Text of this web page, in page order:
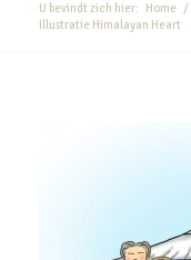
U bevindt zich hier: Home /
Illustratie Himalayan Heart